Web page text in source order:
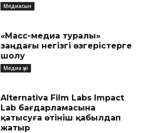
Медиасын
«Масс-медиа туралы»
заңдағы негізгі өзгерістерге
шолу
Медиа үні
Alternativa Film Labs Impact
Lab бағдарламасына
қатысуға өтініш қабылдап
жатыр